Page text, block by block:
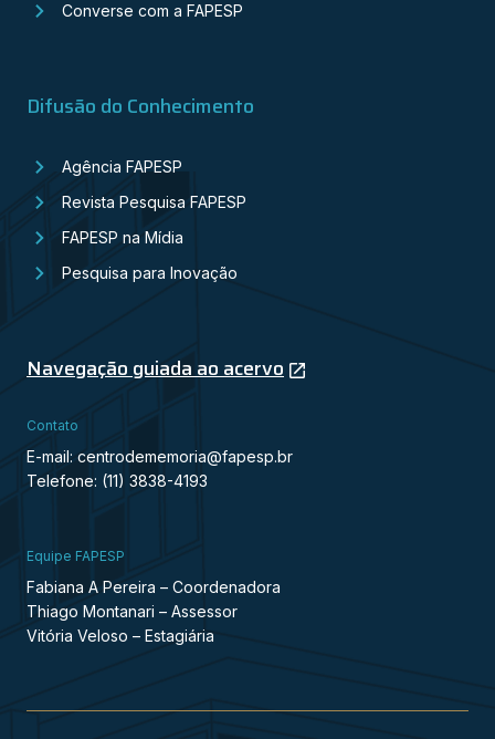
Converse com a FAPESP
Difusão do Conhecimento
Agência FAPESP
Revista Pesquisa FAPESP
FAPESP na Mídia
Pesquisa para Inovação
Navegação guiada ao acervo
Contato
E-mail: centrodememoria@fapesp.br
Telefone: (11) 3838-4193
Equipe FAPESP
Fabiana A Pereira – Coordenadora
Thiago Montanari – Assessor
Vitória Veloso – Estagiária